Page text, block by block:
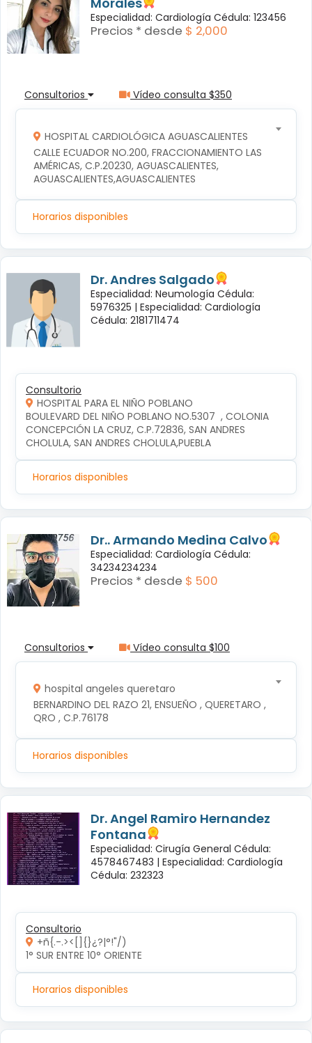
Especialidad: Cardiología Cédula: 123456
Precios * desde $ 2,000
Consultorios Vídeo consulta $350
HOSPITAL CARDIOLÓGICA AGUASCALIENTES
CALLE ECUADOR NO.200, FRACCIONAMIENTO LAS
AMÉRICAS, C.P.20230, AGUASCALIENTES,
AGUASCALIENTES,AGUASCALIENTES
Horarios disponibles
Dr. Andres Salgado
Especialidad: Neumología Cédula:
5976325 | Especialidad: Cardiología
Cédula: 2181711474
Consultorio
HOSPITAL PARA EL NIÑO POBLANO
BOULEVARD DEL NIÑO POBLANO NO.5307  , COLONIA
CONCEPCIÓN LA CRUZ, C.P.72836, SAN ANDRES
CHOLULA, SAN ANDRES CHOLULA,PUEBLA
Horarios disponibles
Dr.. Armando Medina Calvo
Especialidad: Cardiología Cédula:
34234234234
Precios * desde $ 500
Consultorios Vídeo consulta $100
hospital angeles queretaro
BERNARDINO DEL RAZO 21, ENSUEÑO , QUERETARO ,
QRO , C.P.76178
Horarios disponibles
Dr. Angel Ramiro Hernandez
Fontana
Especialidad: Cirugía General Cédula:
4578467483 | Especialidad: Cardiología
Cédula: 232323
Consultorio
+ñ{.-.><[]{}¿?|°!"/)
1° SUR ENTRE 10° ORIENTE
Horarios disponibles